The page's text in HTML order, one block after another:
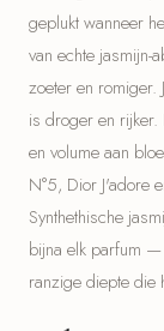
geplukt wanneer
van echte jasmijn-
zoeter en romiger.
is droger en rijker.
en volume aan
N°5, Dior J'adore
Synthethische
bijna elk parfum —
ranzige diepte die